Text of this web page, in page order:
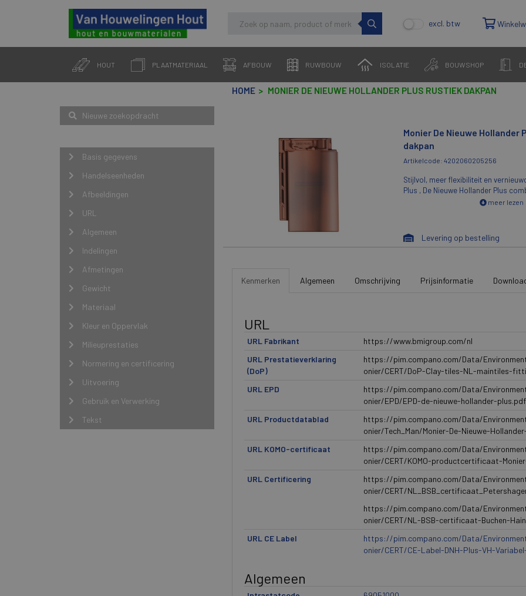
excl. btw
HOUT PLAATMATERIAAL AFBOUW RUWBOUW ISOLATIE BOUWSHOP
Nieuwe zoekopdracht
Basis gegevens
Handelseenheden
Afbeeldingen
URL
Algemeen
Indelingen
Afmetingen
Gewicht
Materiaal
Kleur en Oppervlak
Milieuprestaties
Normering en certificering
Uitvoering
Gebruik en Verwerking
Tekst
HOME MONIER DE NIEUWE HOLLANDER PLUS RUSTIEK DAKPAN
Monier De Nieuwe Hollander
dakpan
Artikelcode: 4202060205256
Stijlvol, meer flexibiliteit en
Plus , De Nieuwe Hollander Plus combineert een stijlvolle,
klassieke uitstraling met innovatieve
Hollandse dakpanmodellen. Dankzij
in dekkende lengte en breedte biedt
worden. Het royale formaat geeft
meer lezen
Levering op bestelling
Kenmerken Algemeen Omschrijving Prijsinformatie
URL
URL Fabrikant
https://www.bmigroup.com/nl
URL Prestatieverklaring
(DoP)
https://pim.compano.com/Data/
onier/CERT/DoP-Clay-tiles-NL-maintiles-
URL EPD
https://pim.compano.com/Data/
onier/EPD/EPD-de-nieuwe-hollander-plus.pdf
URL Productdatablad
https://pim.compano.com/Data/
onier/Tech_Man/Monier-De-Nieuwe-
URL KOMO-certificaat
https://pim.compano.com/Data/
onier/CERT/KOMO-productcertificaat-
URL Certificering
https://pim.compano.com/Data/
onier/CERT/
https://pim.compano.com/Data/
onier/CERT/NL-BSB-certificaat-Buchen-
URL CE Label
https://pim.compano.com/Data/
onier/CERT/CE-Label-DNH-Plus-VH-
Algemeen